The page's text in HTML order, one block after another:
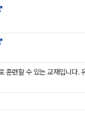
련할 수 있는 교재입니다.